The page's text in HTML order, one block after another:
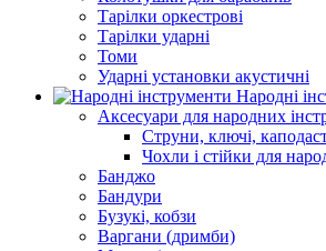
Тарілки оркестрові
Тарілки ударні
Томи
Ударні установки акустичні
Народні
Аксесуари для народних
Струни, ключі,
Чохли і стійки для
Банджо
Бандури
Бузукі, кобзи
Варгани (дримби)